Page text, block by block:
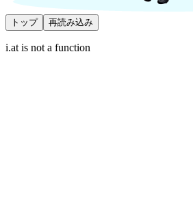
トップ 再読み込み
i.at is not a function